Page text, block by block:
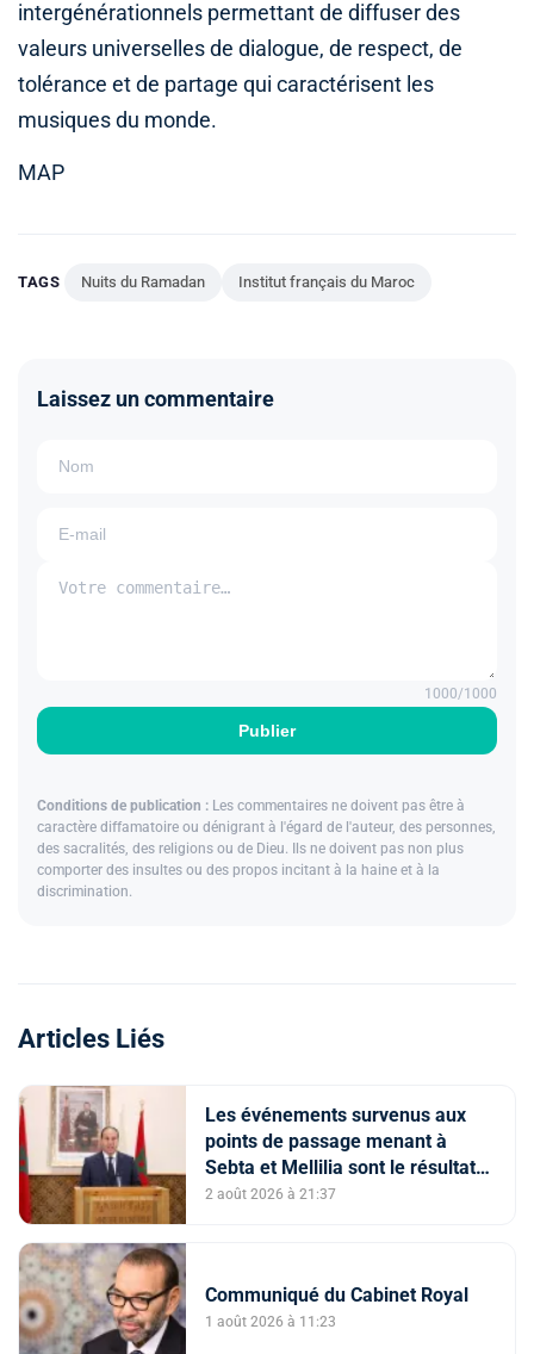
intergénérationnels permettant de diffuser des
valeurs universelles de dialogue, de respect, de
tolérance et de partage qui caractérisent les
musiques du monde.
MAP
TAGS Nuits du Ramadan Institut français du Maroc
Laissez un commentaire
Publier
1000/1000
Conditions de publication : Les commentaires ne doivent pas être à
caractère diffamatoire ou dénigrant à l'égard de l'auteur, des personnes,
des sacralités, des religions ou de Dieu. Ils ne doivent pas non plus
comporter des insultes ou des propos incitant à la haine et à la
discrimination.
Articles Liés
Les événements survenus aux
points de passage menant à
Sebta et Mellilia sont le résultat
de facteurs intriqués, dont
d'informations trompeuses
(Porte-parole du ministère de
2 août 2026 à 21:37
Communiqué du Cabinet Royal
1 août 2026 à 11:23